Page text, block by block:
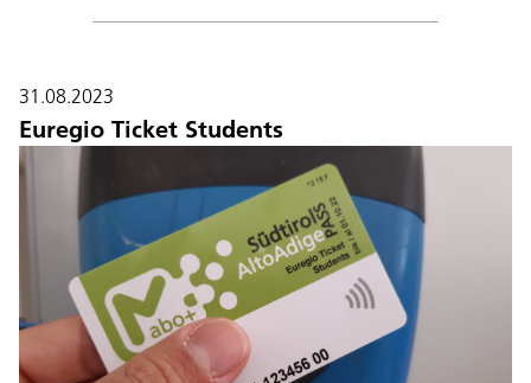
31.08.2023
Euregio Ticket Students